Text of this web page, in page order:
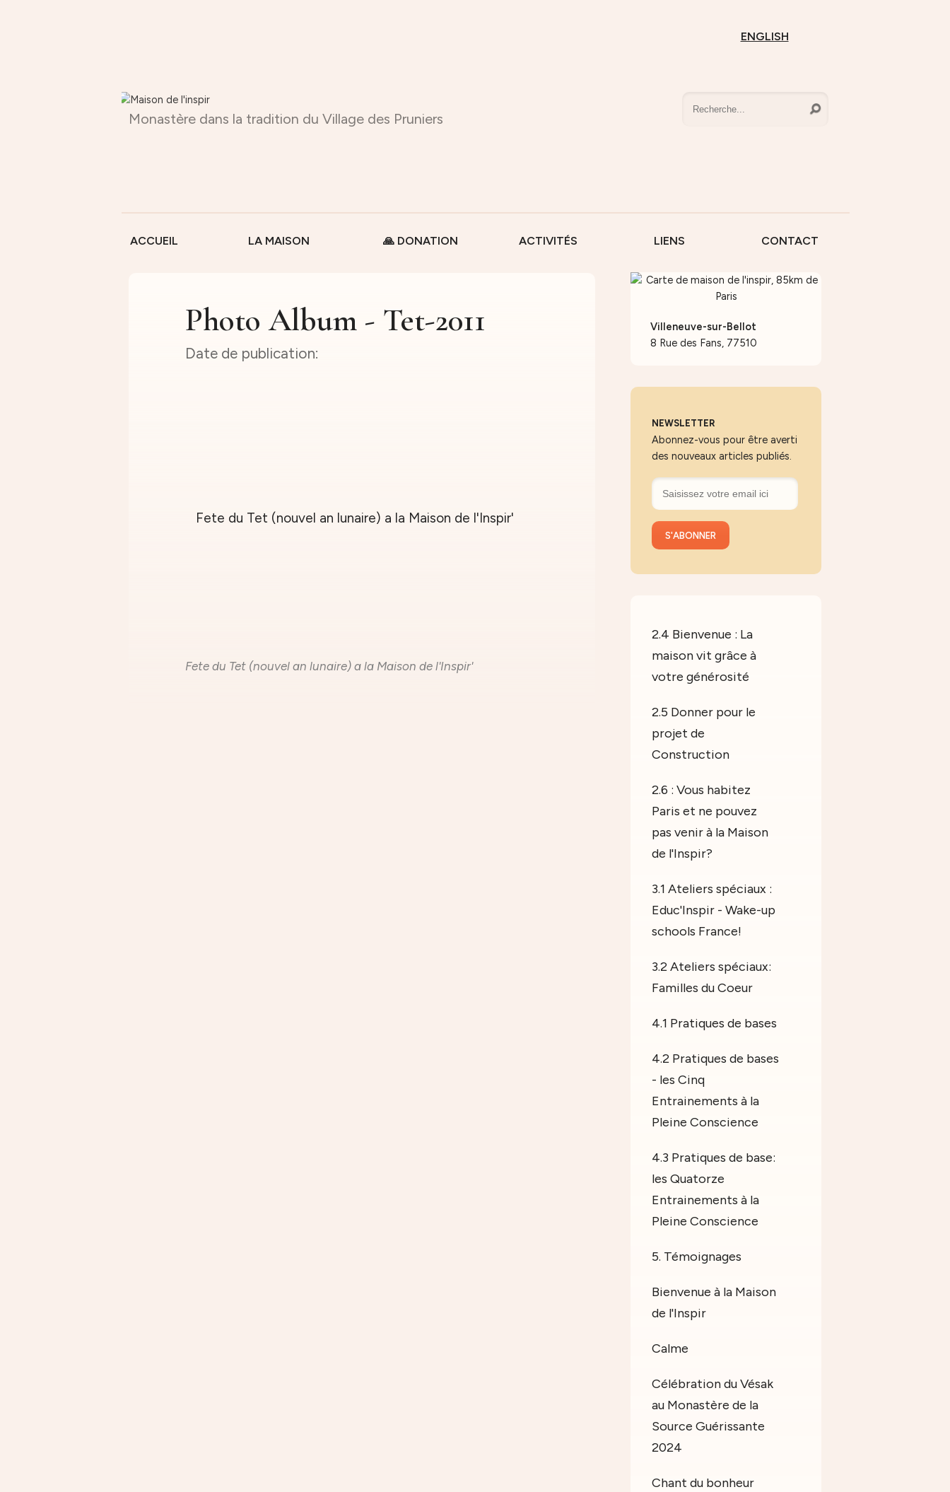
ENGLISH
Monastère dans la tradition du Village des Pruniers
ACCUEIL LA MAISON 🙏 DONATION ACTIVITÉS LIENS CONTACT
Photo Album - Tet-2011
Fete du Tet (nouvel an lunaire) a la Maison de l'Inspir'
Villeneuve-sur-Bellot
8 Rue des Fans, 77510
NEWSLETTER
Abonnez-vous pour être averti
des nouveaux articles publiés.
2.4 Bienvenue : La
maison vit grâce à
votre générosité
2.5 Donner pour le
projet de
Construction
2.6 : Vous habitez
Paris et ne pouvez
pas venir à la Maison
de l'Inspir?
3.1 Ateliers spéciaux :
Educ'Inspir - Wake-up
schools France!
3.2 Ateliers spéciaux:
Familles du Coeur
4.1 Pratiques de bases
4.2 Pratiques de bases
- les Cinq
Entrainements à la
Pleine Conscience
4.3 Pratiques de base:
les Quatorze
Entrainements à la
Pleine Conscience
5. Témoignages
Bienvenue à la Maison
de l'Inspir
Calme
Célébration du Vésak
au Monastère de la
Source Guérissante
2024
Chant du bonheur